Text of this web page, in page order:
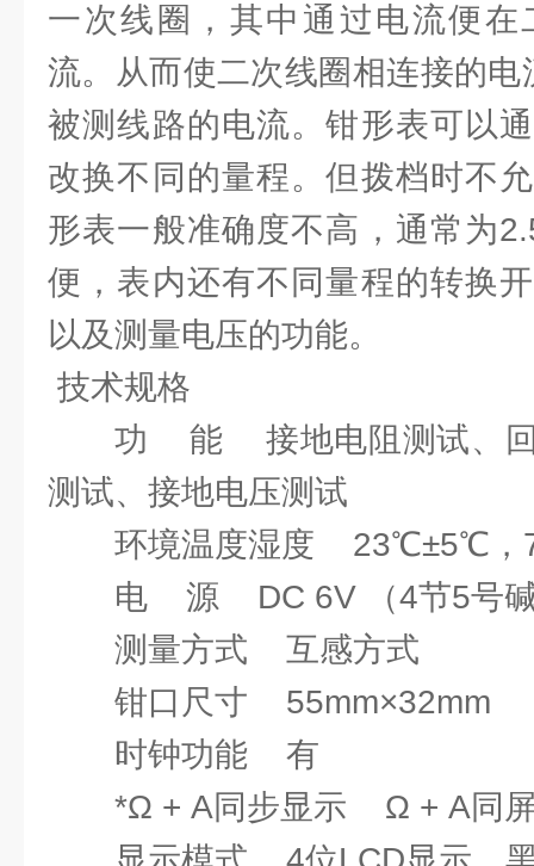
一次线圈，其中通过电流便
流。从而使二次线圈相连接的
被测线路的电流。钳形表可以
改换不同的量程。但拨档时不
形表一般准确度不高，通常为
便，表内还有不同量程的转换
以及测量电压的功能。
技术规格
功 能 接地电阻测试、回
测试、接地电压测试
环境温度湿度 23℃±5℃
电 源 DC 6V （4节5号
测量方式 互感方式
钳口尺寸 55mm×32mm
时钟功能 有
*Ω + A同步显示 Ω + A同